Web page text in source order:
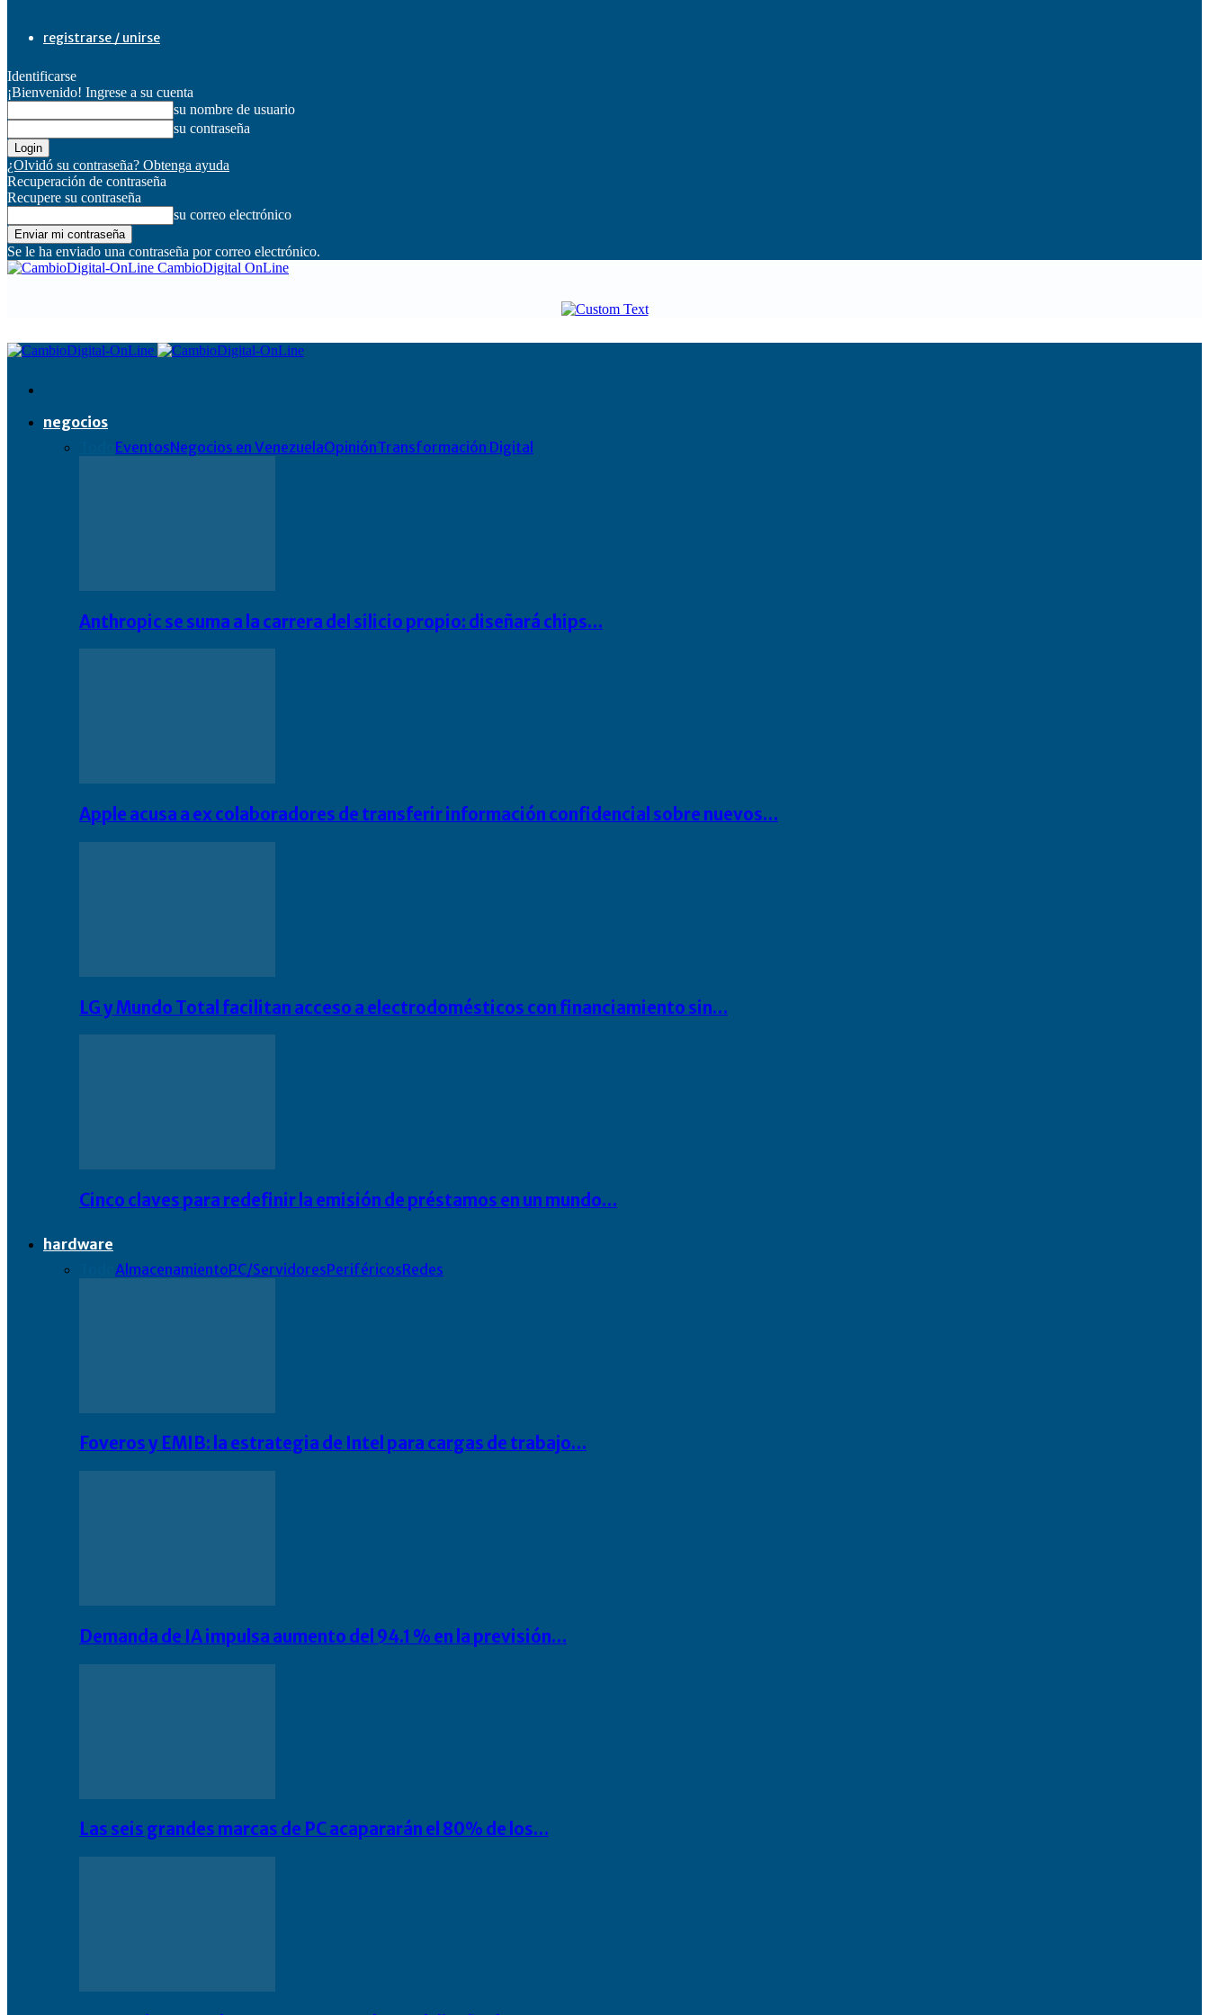
registrarse / unirse
Identificarse
¡Bienvenido! Ingrese a su cuenta
su nombre de usuario
su contraseña
¿Olvidó su contraseña? Obtenga ayuda
Recuperación de contraseña
Recupere su contraseña
su correo electrónico
Se le ha enviado una contraseña por correo electrónico.
CambioDigital OnLine
negocios
EventosNegocios en VenezuelaOpiniónTransformación Digital
Anthropic se suma a la carrera del silicio propio: diseñará chips…
Apple acusa a ex colaboradores de transferir información confidencial sobre nuevos…
LG y Mundo Total facilitan acceso a electrodomésticos con financiamiento sin…
Cinco claves para redefinir la emisión de préstamos en un mundo…
hardware
AlmacenamientoPC/ServidoresPeriféricosRedes
Foveros y EMIB: la estrategia de Intel para cargas de trabajo…
Demanda de IA impulsa aumento del 94.1 % en la previsión…
Las seis grandes marcas de PC acapararán el 80% de los…